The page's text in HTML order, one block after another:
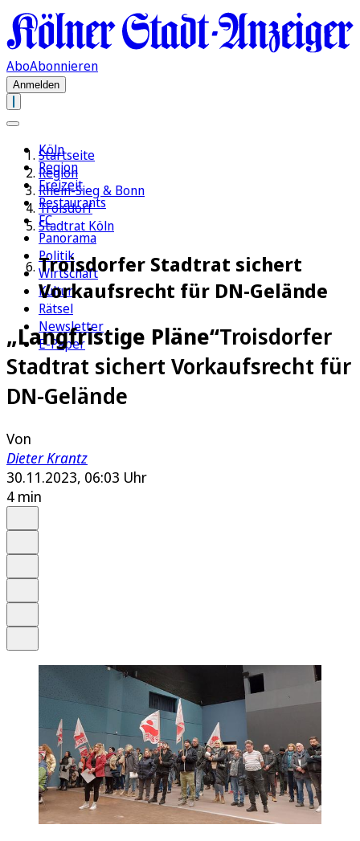
AboAbonnieren
Anmelden
Köln
Region
Freizeit
Restaurants
FC
Panorama
Politik
Wirtschaft
Kultur
Rätsel
Newsletter
E-Paper
Startseite
Region
Rhein-Sieg & Bonn
Troisdorf
Stadtrat Köln
Troisdorfer Stadtrat sichert
Vorkaufsrecht für DN-Gelände
„Langfristige Pläne“Troisdorfer
Stadtrat sichert Vorkaufsrecht für
DN-Gelände
Von
Dieter Krantz
30.11.2023, 06:03 Uhr
4 min